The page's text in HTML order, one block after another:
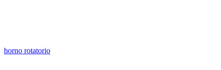
horno rotatorio